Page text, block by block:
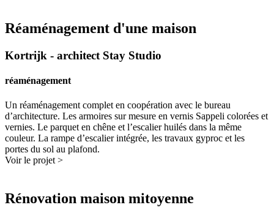
Réaménagement d'une maison
Kortrijk - architect Stay Studio
réaménagement
Un réaménagement complet en coopération avec le bureau
d’architecture. Les armoires sur mesure en vernis Sappeli colorées et
vernies. Le parquet en chêne et l’escalier huilés dans la même
couleur. La rampe d’escalier intégrée, les travaux gyproc et les
portes du sol au plafond.
Voir le projet >
Rénovation maison mitoyenne